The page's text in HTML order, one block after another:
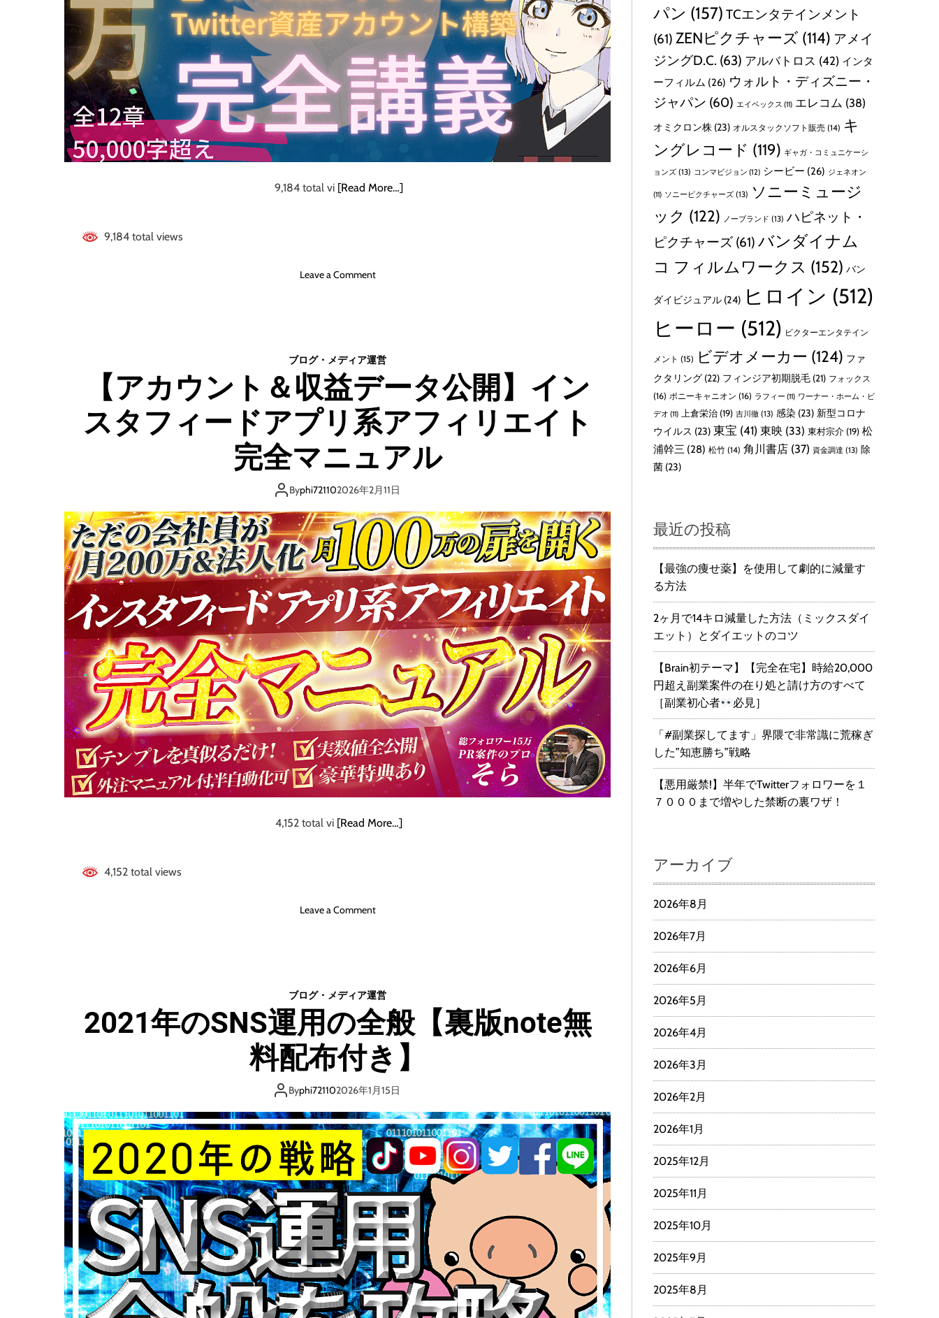
。
ノ
ウ
ハ
ウ
は
必
要
だ
け
ど
要
せ
る
◯
が
最
要
。
れ
が
わ
か
ら
な
い
と
一
生
ノ
ウ
ハ
ウ
コ
レ
ク
タ
ー
や
い
た
第
。
9,184 total vi [Read More…]
9,184 total views
Leave a Commento
5
0
⁈
【
t
e
r
資
産
化
5
ヶ
月
計
画
】
こ
う
し
て
１
ヶ
月
で
0
ブログ・メディア運営
【アカウント＆収益データ公開】イン
スタフィードアプリ系アフィリエイト
完全マニュアル
Byphi721102026年2月11日
4,152 total vi [Read More…]
4,152 total views
Leave a Commento
ン
ト
＆
収
益
ー
タ
公
開
】
イ
ン
ス
タ
フ
ィ
ー
ド
ア
プ
ブログ・メディア運営
2021年のSNS運用の全般【裏版note無
料配布付き】
Byphi721102026年1月15日
パン (157) TCエンタテインメント
(61) ZENピクチャーズ (114) アメイ
ジングD.C. (63) アルバトロス (42) インタ
ーフィルム (26) ウォルト・ディズニー・
ジャパン (60) エイベックス (11) エレコム (38)
オミクロン株 (23) オルスタックソフト販売 (14) キ
ングレコード (119) ギャガ・コミュニケーシ
ョンズ (13) コンマビジョン (12) シービー (26) ジェネオン
(11) ソニーピクチャーズ (13) ソニーミュージ
ック (122) ノーブランド (13) ハピネット・
ピクチャーズ (61) バンダイナム
コ フィルムワークス (152) バン
ダイビジュアル (24) ヒロイン (512)
ヒーロー (512) ビクターエンタテイン
メント (15) ビデオメーカー (124) ファ
クタリング (22) フィンジア初期脱毛 (21) フォックス
(16) ポニーキャニオン (16) ラフィー (11) ワーナー・ホーム・ビ
デオ (11) 上倉栄治 (19) 吉川徹 (13) 感染 (23) 新型コロナ
ウイルス (23) 東宝 (41) 東映 (33) 東村宗介 (19) 松
浦幹三 (28) 松竹 (14) 角川書店 (37) 資金調達 (13) 除
菌 (23)
最近の投稿
【最強の痩せ薬】を使用して劇的に減量す
る方法
2ヶ月で14キロ減量した方法（ミックスダイ
エット）とダイエットのコツ
【Brain初テーマ】【完全在宅】時給20,000
円超え副業案件の在り処と請け方のすべて
［副業初心者
必見］
「#副業探してます」界隈で非常識に荒稼ぎ
した”知恵勝ち”戦略
【悪用厳禁!】半年でTwitterフォロワーを１
７０００まで増やした禁断の裏ワザ！
アーカイブ
2026年8月
2026年7月
2026年6月
2026年5月
2026年4月
2026年3月
2026年2月
2026年1月
2025年12月
2025年11月
2025年10月
2025年9月
2025年8月